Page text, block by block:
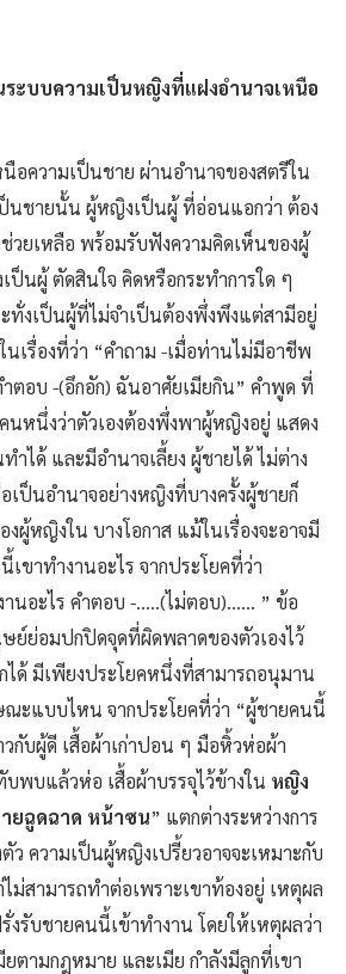
ระบบความเป็นหญิงที่แฝงอำนาจเหนือ
ความเป็นชาย ผ่านอำนาจของสตรีใน
นชายนั้น ผู้หญิงเป็นผู้ ที่อ่อนแอกว่า ต้อง
วยเหลือ พร้อมรับฟังความคิดเห็นของผู้
นผู้ ตัดสินใจ คิดหรือกระทำการใด ๆ
ทั่งเป็นผู้ที่ไม่จำเป็นต้องพึ่งพึงแต่สามีอยู่
นเรื่องที่ว่า “คำถาม -เมื่อท่านไม่มีอาชีพ
ตอบ -(อึกอัก) ฉันอาศัยเมียกิน” คำพูด ที่
นหนึ่งว่าตัวเองต้องพึ่งพาผู้หญิงอยู่ แสดง
ได้ และมีอำนาจเลี้ยง ผู้ชายได้ ไม่ต่าง
เป็นอำนาจอย่างหญิงที่บางครั้งผู้ชายก็
ผู้หญิงใน บางโอกาส แม้ในเรื่องจะอาจมี
ขาทำงานอะไร จากประโยคที่ว่า
นอะไร คำตอบ -…..(ไม่ตอบ)...... ” ข้อ
ย์ย่อมปกปิดจุดที่ผิดพลาดของตัวเองไว้
ด้ มีเพียงประโยคหนึ่งที่สามารถอนุมาน
ณะแบบไหน จากประโยคที่ว่า “ผู้ชายคนนี้
กับผู้ดี เสื้อผ้าเก่าปอน ๆ มือหิ้วห่อผ้า
พบแล้วห่อ เสื้อผ้าบรรจุไว้ข้างใน หญิง
ยฉูดฉาด หน้าซน” แตกต่างระหว่างการ
ว ความเป็นผู้หญิงเปรี้ยวอาจจะเหมาะกับ
ม่สามารถทำต่อเพราะเขาท้องอยู่ เหตุผล
งรับชายคนนี้เข้าทำงาน โดยให้เหตุผลว่า
ตามกฎหมาย และเมีย กำลังมีลูกที่เขา